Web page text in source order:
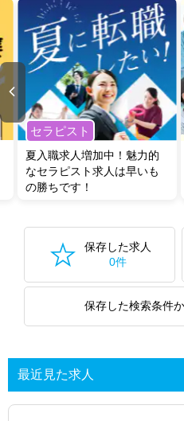
セラピスト
夏入職求人増加中！魅力的
なセラピスト求人は早いも
の勝ちです！
保存した求人
0件
保存した検索条件
最近見た求人